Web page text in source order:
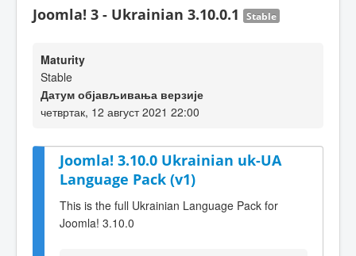
Joomla! 3 - Ukrainian 3.10.0.1 Stable
Maturity
Stable
Датум објављивања верзије
четвртак, 12 август 2021 22:00
Joomla! 3.10.0 Ukrainian uk-UA
Language Pack (v1)
This is the full Ukrainian Language Pack for
Joomla! 3.10.0